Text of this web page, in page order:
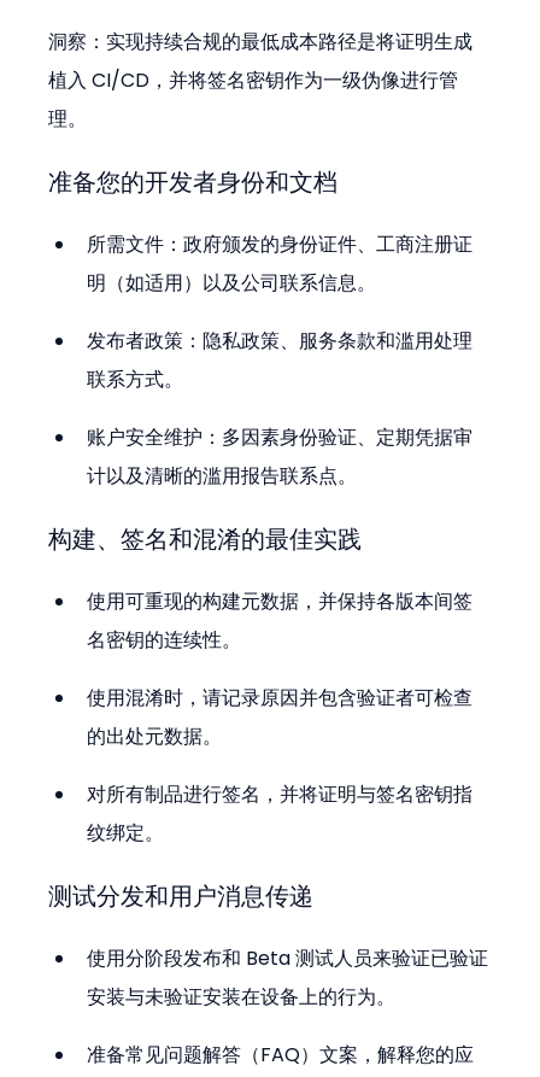
洞察：实现持续合规的最低成本路径是将证明生成
植入 CI/CD，并将签名密钥作为一级伪像进行管
理。
准备您的开发者身份和文档
所需文件：政府颁发的身份证件、工商注册证
明（如适用）以及公司联系信息。
发布者政策：隐私政策、服务条款和滥用处理
联系方式。
账户安全维护：多因素身份验证、定期凭据审
计以及清晰的滥用报告联系点。
构建、签名和混淆的最佳实践
使用可重现的构建元数据，并保持各版本间签
名密钥的连续性。
使用混淆时，请记录原因并包含验证者可检查
的出处元数据。
对所有制品进行签名，并将证明与签名密钥指
纹绑定。
测试分发和用户消息传递
使用分阶段发布和 Beta 测试人员来验证已验证
安装与未验证安装在设备上的行为。
准备常见问题解答（FAQ）文案，解释您的应